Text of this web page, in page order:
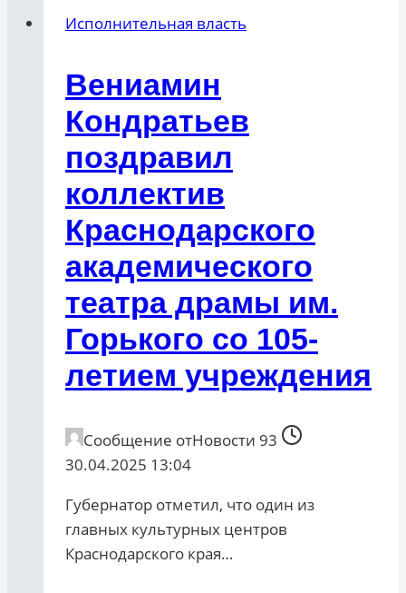
Исполнительная власть
Вениамин
Кондратьев
поздравил
коллектив
Краснодарского
академического
театра драмы им.
Горького со 105-
летием учреждения
Сообщение отНовости 93
30.04.2025 13:04
Губернатор отметил, что один из
главных культурных центров
Краснодарского края…